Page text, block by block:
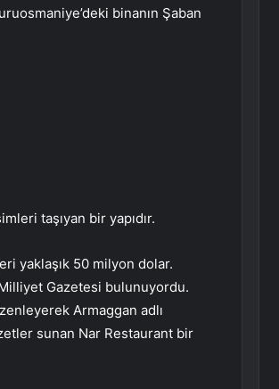
binanın Şaban
taşıyan bir yapıdır.
yaklaşık 50 milyon dolar.
Gazetesi bulunuyordu.
Armaggan adlı
sunan Nar Restaurant bir